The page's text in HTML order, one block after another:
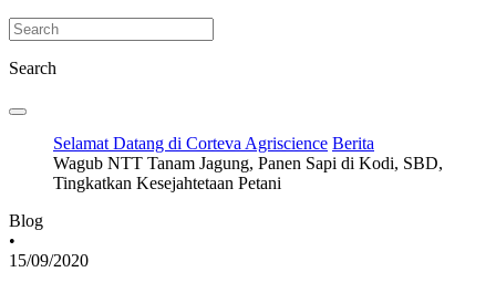
Search
Selamat Datang di Corteva Agriscience Berita
Wagub NTT Tanam Jagung, Panen Sapi di Kodi, SBD,
Tingkatkan Kesejahtetaan Petani
Blog
•
15/09/2020